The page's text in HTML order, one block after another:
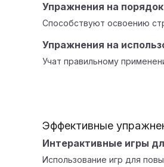
Упражнения на
Способствуют освоению
Упражнения на
Учат правильному
Эффективные
Интерактивные игры
Использование игр для